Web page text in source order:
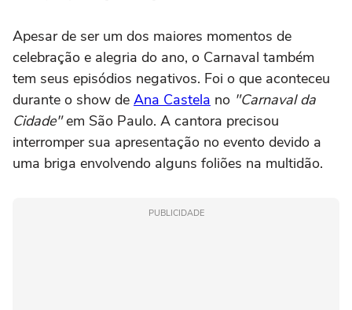
Apesar de ser um dos maiores momentos de
celebração e alegria do ano, o Carnaval também
tem seus episódios negativos. Foi o que aconteceu
durante o show de Ana Castela no "Carnaval da
Cidade"em São Paulo. A cantora precisou
interromper sua apresentação no evento devido a
uma briga envolvendo alguns foliões na multidão.
PUBLICIDADE